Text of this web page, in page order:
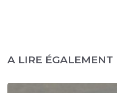
A LIRE ÉGALEMENT